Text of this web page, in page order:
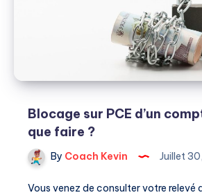
Blocage sur PCE d’un
que faire ?
By Coach Kevin Juillet
Vous venez de consulter votre relevé